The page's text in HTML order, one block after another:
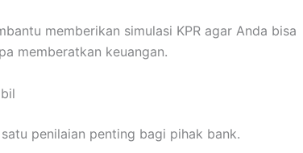
memberikan simulasi KPR agar Anda bisa
memberatkan keuangan.
penilaian penting bagi pihak bank.